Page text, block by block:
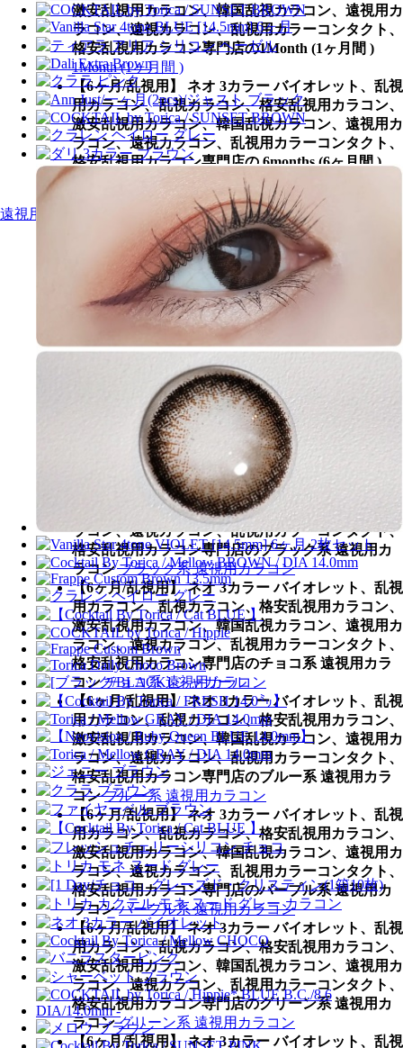
激安乱視用カラコン、韓国乱視カラコン、遠視用カ
ラコン、遠視カラコン、乱視用カラーコンタクト、
格安乱視用カラコン専門店の1Month (1ヶ月間 )
1Month (1ヶ月間 )
【6ヶ月/乱視用】 ネオ 3カラー バイオレット、乱視
用カラコン、乱視カラコン、格安乱視用カラコン、
激安乱視用カラコン、韓国乱視カラコン、遠視用カ
ラコン、遠視カラコン、乱視用カラーコンタクト、
格安乱視用カラコン専門店の 6months (6ヶ月間 )
6months (6ヶ月間 )
遠視用カラー別【Color】
【6ヶ月/乱視用】 ネオ 3カラー バイオレット、乱視
用カラコン、乱視カラコン、格安乱視用カラコン、
激安乱視用カラコン、韓国乱視カラコン、遠視用カ
ラコン、遠視カラコン、乱視用カラーコンタクト、
格安乱視用カラコン専門店のブラウン系 遠視用カ
ブラウン系 遠視用カラコン
【6ヶ月/乱視用】 ネオ 3カラー バイオレット、乱視
用カラコン、乱視カラコン、格安乱視用カラコン、
激安乱視用カラコン、韓国乱視カラコン、遠視用カ
ラコン、遠視カラコン、乱視用カラーコンタクト、
格安乱視用カラコン専門店のグレー系 遠視用カラ
グレー系 遠視用カラコン
【6ヶ月/乱視用】 ネオ 3カラー バイオレット、乱視
用カラコン、乱視カラコン、格安乱視用カラコン、
激安乱視用カラコン、韓国乱視カラコン、遠視用カ
ラコン、遠視カラコン、乱視用カラーコンタクト、
格安乱視用カラコン専門店のブラック系 遠視用カ
ラコン ブラック系 遠視用カラコン
【6ヶ月/乱視用】 ネオ 3カラー バイオレット、乱視
用カラコン、乱視カラコン、格安乱視用カラコン、
激安乱視用カラコン、韓国乱視カラコン、遠視用カ
ラコン、遠視カラコン、乱視用カラーコンタクト、
格安乱視用カラコン専門店のチョコ系 遠視用カラ
コン チョコ系 遠視用カラコン
【6ヶ月/乱視用】 ネオ 3カラー バイオレット、乱視
用カラコン、乱視カラコン、格安乱視用カラコン、
激安乱視用カラコン、韓国乱視カラコン、遠視用カ
ラコン、遠視カラコン、乱視用カラーコンタクト、
格安乱視用カラコン専門店のブルー系 遠視用カラ
コン ブルー系 遠視用カラコン
【6ヶ月/乱視用】 ネオ 3カラー バイオレット、乱視
用カラコン、乱視カラコン、格安乱視用カラコン、
激安乱視用カラコン、韓国乱視カラコン、遠視用カ
ラコン、遠視カラコン、乱視用カラーコンタクト、
格安乱視用カラコン専門店のパープル系 遠視用カ
ラコン パープル系 遠視用カラコン
【6ヶ月/乱視用】 ネオ 3カラー バイオレット、乱視
用カラコン、乱視カラコン、格安乱視用カラコン、
激安乱視用カラコン、韓国乱視カラコン、遠視用カ
ラコン、遠視カラコン、乱視用カラーコンタクト、
格安乱視用カラコン専門店のグリーン系 遠視用カ
ラコン グリーン系 遠視用カラコン
【6ヶ月/乱視用】 ネオ 3カラー バイオレット、乱視